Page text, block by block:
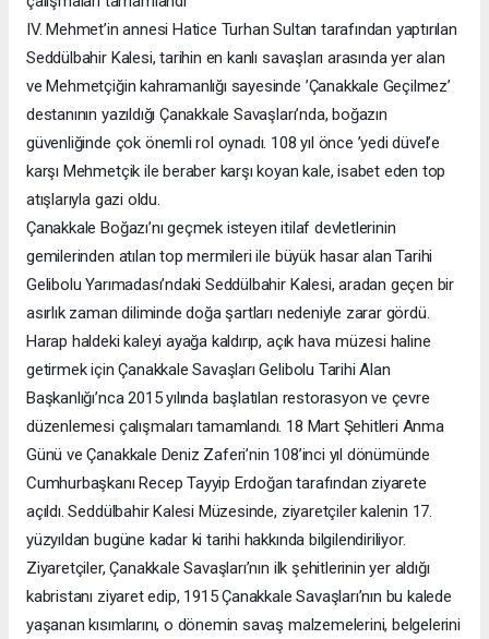
IV. Mehmet’in annesi Hatice Turhan Sultan tarafından yaptırılan
Seddülbahir Kalesi, tarihin en kanlı savaşları arasında yer alan
ve Mehmetçiğin kahramanlığı sayesinde ’Çanakkale Geçilmez’
destanının yazıldığı Çanakkale Savaşları’nda, boğazın
güvenliğinde çok önemli rol oynadı. 108 yıl önce ’yedi düvel’e
karşı Mehmetçik ile beraber karşı koyan kale, isabet eden top
atışlarıyla gazi oldu.
Çanakkale Boğazı’nı geçmek isteyen itilaf devletlerinin
gemilerinden atılan top mermileri ile büyük hasar alan Tarihi
Gelibolu Yarımadası’ndaki Seddülbahir Kalesi, aradan geçen bir
asırlık zaman diliminde doğa şartları nedeniyle zarar gördü.
Harap haldeki kaleyi ayağa kaldırıp, açık hava müzesi haline
getirmek için Çanakkale Savaşları Gelibolu Tarihi Alan
Başkanlığı’nca 2015 yılında başlatılan restorasyon ve çevre
düzenlemesi çalışmaları tamamlandı. 18 Mart Şehitleri Anma
Günü ve Çanakkale Deniz Zaferi’nin 108’inci yıl dönümünde
Cumhurbaşkanı Recep Tayyip Erdoğan tarafından ziyarete
açıldı. Seddülbahir Kalesi Müzesinde, ziyaretçiler kalenin 17.
yüzyıldan bugüne kadar ki tarihi hakkında bilgilendiriliyor.
Ziyaretçiler, Çanakkale Savaşları’nın ilk şehitlerinin yer aldığı
kabristanı ziyaret edip, 1915 Çanakkale Savaşları’nın bu kalede
yaşanan kısımlarını, o dönemin savaş malzemelerini, belgelerini